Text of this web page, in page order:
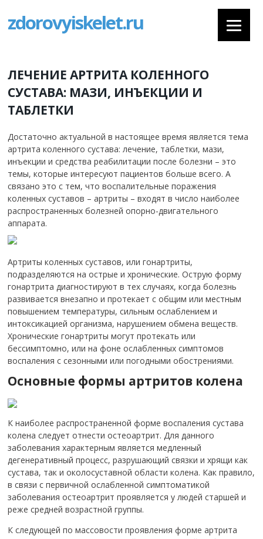
zdorovyiskelet.ru
ЛЕЧЕНИЕ АРТРИТА КОЛЕННОГО
СУСТАВА: МАЗИ, ИНЪЕКЦИИ И
ТАБЛЕТКИ
Достаточно актуальной в настоящее время является тема
артрита коленного сустава: лечение, таблетки, мази,
инъекции и средства реабилитации после болезни – это
темы, которые интересуют пациентов больше всего. А
связано это с тем, что воспалительные поражения
коленных суставов – артриты – входят в число наиболее
распространенных болезней опорно-двигательного
аппарата.
Артриты коленных суставов, или гонартриты,
подразделяются на острые и хронические. Острую форму
гонартрита диагностируют в тех случаях, когда болезнь
развивается внезапно и протекает с общим или местным
повышением температуры, сильным ослаблением и
интоксикацией организма, нарушением обмена веществ.
Хронические гонартриты могут протекать или
бессимптомно, или на фоне ослабленных симптомов
воспаления с сезонными или погодными обострениями.
Основные формы артритов колена
К наиболее распространенной форме воспаления сустава
колена следует отнести остеоартрит. Для данного
заболевания характерным является медленный
дегенеративный процесс, разрушающий связки и хрящи как
сустава, так и околосуставной области колена. Как правило,
в связи с первичной ослабленной симптоматикой
заболевания остеоартрит проявляется у людей старшей и
реже средней возрастной группы.
К следующей по массовости проявления форме артрита